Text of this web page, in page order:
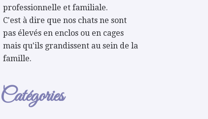
professionnelle et familiale.
C'est à dire que nos chats ne sont
pas élevés en enclos ou en cages
mais qu'ils grandissent au sein de la
famille.
Catégories